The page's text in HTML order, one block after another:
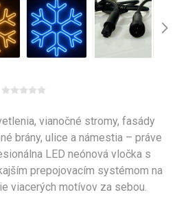
vianočné stromy, fasády
brány, ulice a námestia – práve
LED neónová vločka s
prepojovacím systémom na
viacerých motívov za sebou.